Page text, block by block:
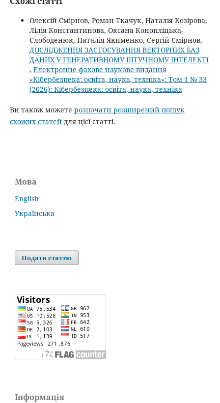
Олексій Смірнов, Роман Ткачук, Наталія Козірова,
Лілія Константинова, Оксана Конопліцька-
Слободенюк, Наталія Якименко, Сергій Смірнов,
ДОСЛІДЖЕННЯ ЗАСТОСУВАННЯ ВЕКТОРНИХ БАЗ
ДАНИХ У ГЕНЕРАТИВНОМУ ШТУЧНОМУ ІНТЕЛЕКТІ
, Електронне фахове наукове видання
«Кібербезпека: освіта, наука, техніка»: Том 1 № 33
(2026): Кібербезпека: освіта, наука, техніка
Ви також можете розпочати розширений пошук
схожих статейдля цієї статті.
Мова
English
Українська
Подати статтю
Інформація